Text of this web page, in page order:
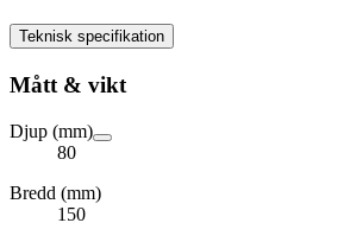
Teknisk specifikation
Mått & vikt
Djup (mm)
80
Bredd (mm)
150